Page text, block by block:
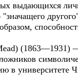
выдающихся
(1863—1931)
в университете